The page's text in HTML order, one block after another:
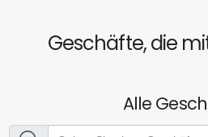
Geschäfte, die
Alle